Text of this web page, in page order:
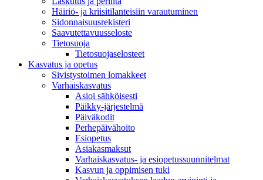
Häiriö- ja kriisitilanteisiin varautuminen
Sidonnaisuusrekisteri
Saavutettavuusseloste
Tietosuoja
Tietosuojaselosteet
Kasvatus ja opetus
Sivistystoimen lomakkeet
Varhaiskasvatus
Asioi sähköisesti
Päikky-järjestelmä
Päiväkodit
Perhepäivähoito
Esiopetus
Asiakasmaksut
Varhaiskasvatus- ja esiopetussuunnitelmat
Kasvun ja oppimisen tuki